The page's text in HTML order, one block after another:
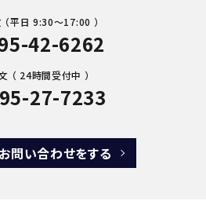
（平日 9:30～17:00 ）
42-6262
（ 24時間受付中 ）
27-7233
問い合わせをする